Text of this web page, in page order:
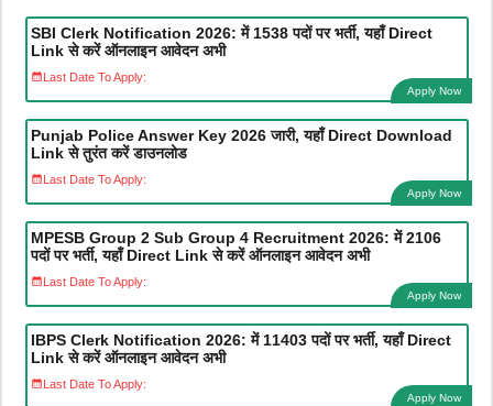
SBI Clerk Notification 2026: में 1538 पदों पर भर्ती, यहाँ Direct
Link से करें ऑनलाइन आवेदन अभी
Last Date To Apply:
Apply Now
Punjab Police Answer Key 2026 जारी, यहाँ Direct Download
Link से तुरंत करें डाउनलोड
Last Date To Apply:
Apply Now
MPESB Group 2 Sub Group 4 Recruitment 2026: में 2106
पदों पर भर्ती, यहाँ Direct Link से करें ऑनलाइन आवेदन अभी
Last Date To Apply:
Apply Now
IBPS Clerk Notification 2026: में 11403 पदों पर भर्ती, यहाँ Direct
Link से करें ऑनलाइन आवेदन अभी
Last Date To Apply:
Apply Now